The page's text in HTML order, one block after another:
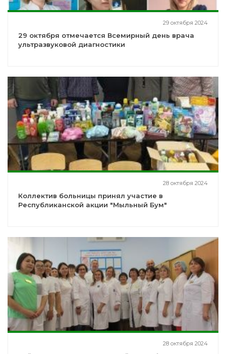
29 октября 2024
29 октября отмечается Всемирный день врача
ультразвуковой диагностики
28 октября 2024
Коллектив больницы принял участие в
Республиканской акции "Мыльный Бум"
28 октября 2024